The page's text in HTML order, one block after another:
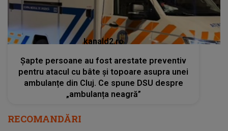
kanald2.ro
Șapte persoane au fost arestate preventiv
pentru atacul cu bâte și topoare asupra unei
ambulanțe din Cluj. Ce spune DSU despre
„ambulanța neagră”
RECOMANDĂRI